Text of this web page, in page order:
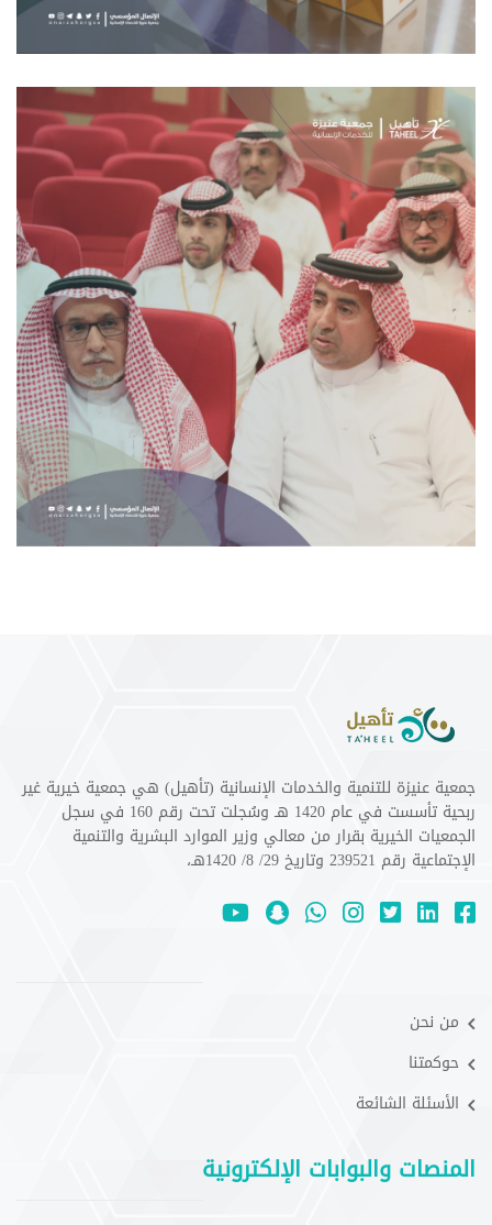
جمعية عنيزة للتنمية والخدمات الإنسانية (تأهيل) هي جمعية خيرية غير
ربحية تأسست في عام 1420 هـ وسُجلت تحت رقم 160 في سجل
الجمعيات الخيرية بقرار من معالي وزير الموارد البشرية والتنمية
الإجتماعية رقم 239521 وتاريخ 29/ 8/ 1420هـ،
من نحن
حوكمتنا
الأسئلة الشائعة
المنصات والبوابات الإلكترونية